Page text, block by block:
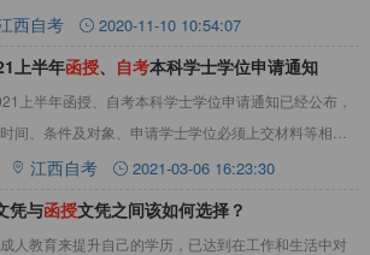
通过答辩方
西自考 2020-11-10 10:54:07
上半年函授、 自考本科学士学位申请​通知
上半年函授、自考本科学士学位申请通知已经公布，
间、条件及对象、申请学士学位必须上交材料等相关
应对新冠肺炎疫情
江西自考 2021-03-06 16:23:30
凭与函授文凭之间该如何选择？
人教育来提升自己的学历，已达到在工作和生活中对